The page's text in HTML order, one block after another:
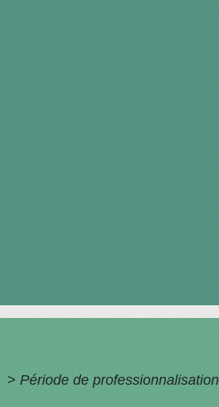
> Période de professionnalisation